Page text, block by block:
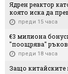
Ядрен реактор
която иска да
преди 15 часа
€3 милиона
"поощрява"
преди 18 часа
Защо китайските